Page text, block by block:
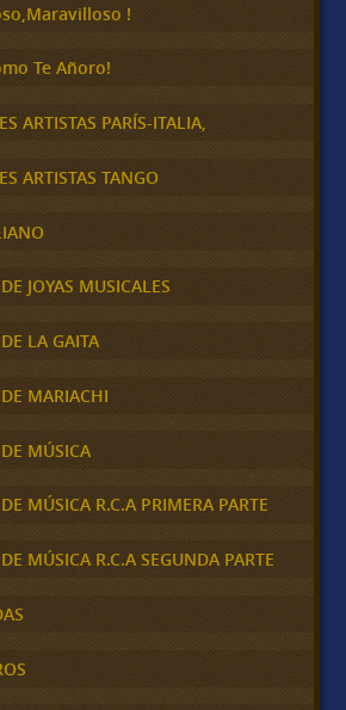
!
Te Añoro!
ARTISTAS PARÍS-ITALIA,
ARTISTAS TANGO
JOYAS MUSICALES
LA GAITA
MARIACHI
MÚSICA
MÚSICA R.C.A PRIMERA PARTE
MÚSICA R.C.A SEGUNDA PARTE